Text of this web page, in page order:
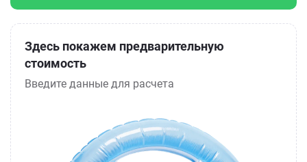
Здесь покажем предварительную
стоимость
Введите данные для расчета